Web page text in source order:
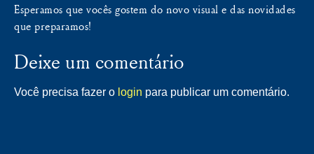
Esperamos que vocês gostem do novo visual e das novidades
que preparamos!
Deixe um comentário
Você precisa fazer o login para publicar um comentário.